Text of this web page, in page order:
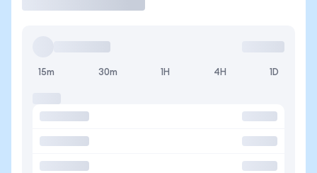
15m 30m 1H 4H 1D